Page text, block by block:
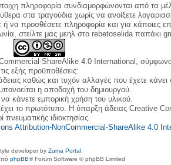
πληροφορία συνδιαμορφώνονται από τα
στα τραγούδια χωρίς να ανοίξετε
να προσθέσετε πληροφορία και για κάποιες
στείλτε μας μεηλ στο rebetoselida παπάκι
ShareAlike 4.0 International, σύμφωνα
τις εξής προϋποθέσεις:
καθώς και τυχόν αλλαγές που έχετε
η αποδοχή του δημιουργού.
κάνετε εμπορική χρήση του υλικού.
το πρωτότυπο. Η ύπαρξη άδειας Creative
πνευματικής ιδιοκτησίας.
Attribution-NonCommercial-ShareAlike 4.0
developer by Zuma Portal
phpBB® Forum Software © phpBB Limited